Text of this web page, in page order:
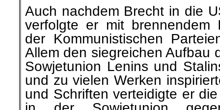
Auch nachdem Brecht in die
verfolgte er mit brennendem
der Kommunistischen
Allem den siegreichen Aufbau
Sowjetunion Lenins und
und zu vielen Werken
und Schriften verteidigte er